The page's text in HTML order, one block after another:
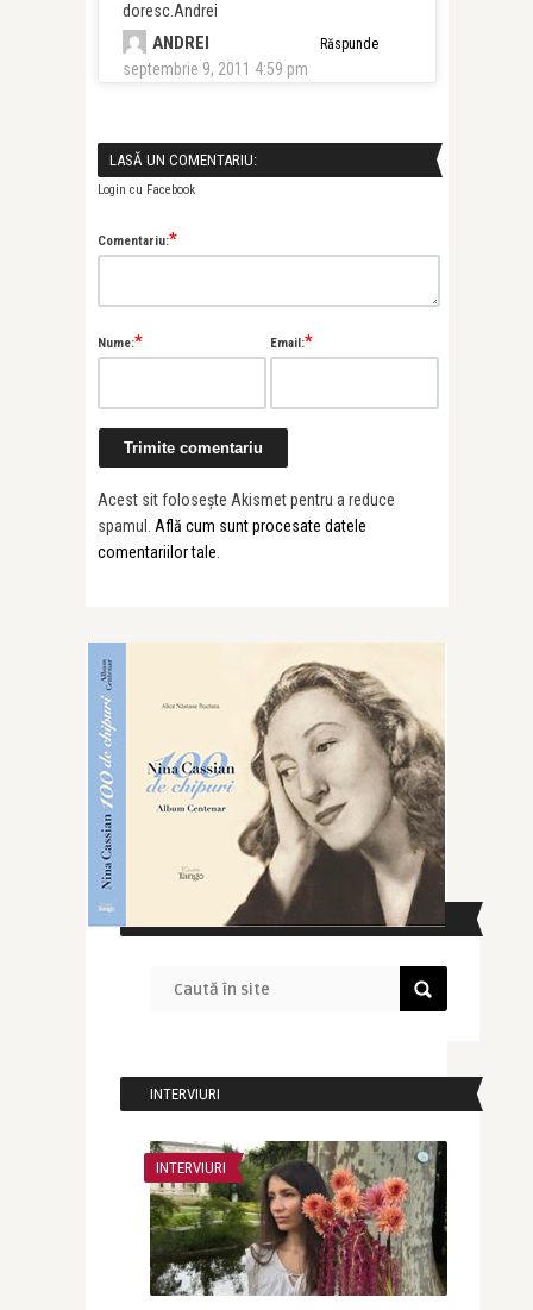
doresc.Andrei
ANDREI
septembrie 9, 2011 4:59 pm
Răspunde
LASĂ UN COMENTARIU:
Login cu Facebook
Comentariu:*
Nume:* Email:*
Acest sit folosește Akismet pentru a reduce
spamul. Află cum sunt procesate datele
comentariilor tale
CAUTĂ ÎN SITE
INTERVIURI
INTERVIURI